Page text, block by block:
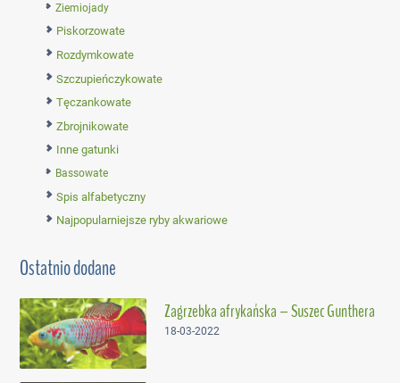
Ziemiojady
Piskorzowate
Rozdymkowate
Szczupieńczykowate
Tęczankowate
Zbrojnikowate
Inne gatunki
Bassowate
Spis alfabetyczny
Najpopularniejsze ryby akwariowe
Ostatnio dodane
Zagrzebka afrykańska – Suszec Gunthera
18-03-2022